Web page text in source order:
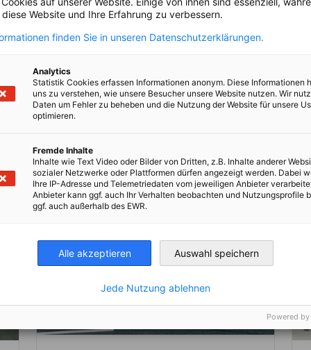
verbessern und zugleich die europäische
das slowakische Mehrwertsteuersystem
bereits ein verkürztes
Stellungnahmeverfahren durchgeführt.
Seit dem 22.01.2026 erfolgt die Auswertung
der eingegangenen Stellungnahmen.
Kompletten Artikel lesen
Website und Ihre Erfahrung zu verbessern.
finden Sie in unseren Datenschutzerklärungen.
Analytics
Statistik Cookies erfassen Informationen anonym. Diese Informationen
uns zu verstehen, wie unsere Besucher unsere Website nutzen. Wir
Daten um Fehler zu beheben und die Nutzung der Website für unsere
optimieren.
Fremde Inhalte
Inhalte wie Text Video oder Bilder von Dritten, z.B. Inhalte anderer
sozialer Netzwerke oder Plattformen dürfen angezeigt werden. Dabei
Ihre IP-Adresse und Telemetriedaten vom jeweiligen Anbieter
Anbieter kann ggf. auch Ihr Verhalten beobachten und Nutzungsprofile
ggf. auch außerhalb des EWR.
Alle akzeptieren Auswahl speichern
Jede Nutzung ablehnen
Powered by